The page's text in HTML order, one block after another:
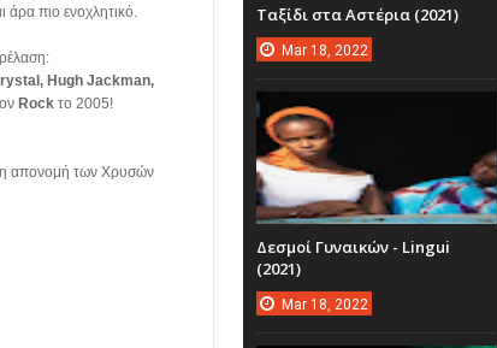
άρα πιο ενοχλητικό.
Hugh Jackman,
Rock το 2005!
η απονομή των Χρυσών
Ταξίδι στα Αστέρια (2021)
Mar 18, 2022
Δεσμοί Γυναικών - Lingui
(2021)
Mar 18, 2022